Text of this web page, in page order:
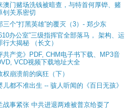
澳门赌场洗钱被暗查，与特首何厚铧、赌
钊关系密切
三个“打黑英雄”的覆灭（3）- 郑少东
办公室”三级指挥官全部落马， 架构、运
行大揭秘 （长文）
共产党》PDF, CHM电子书下载、MP3音
VCD视频下载地址大全
权崩溃前的疯狂（下）
儿都不准出生 -- 骇人听闻的《百日无孩》
战事紧张 中共进退两难被普京给耍了